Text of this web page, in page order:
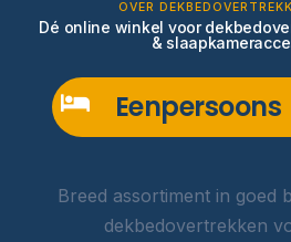
OVER
Dé online winkel voor
&
Eenpersoons
Breed assortiment in goed
dekbedovertrekken